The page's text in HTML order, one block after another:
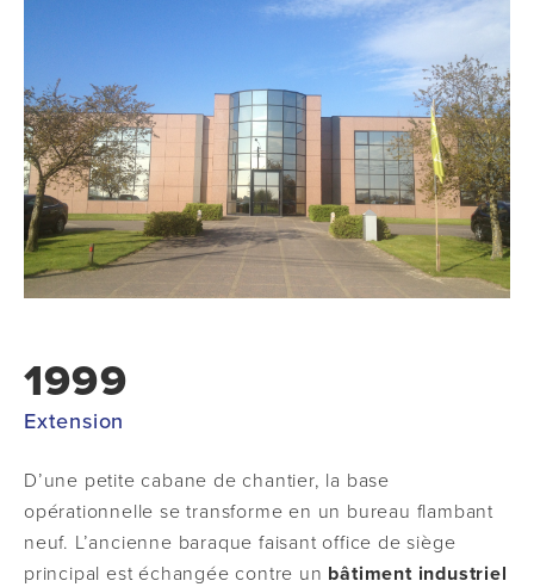
1999
Extension
D’une petite cabane de chantier, la base
opérationnelle se transforme en un bureau flambant
neuf. L’ancienne baraque faisant office de siège
principal est échangée contre un bâtiment industriel